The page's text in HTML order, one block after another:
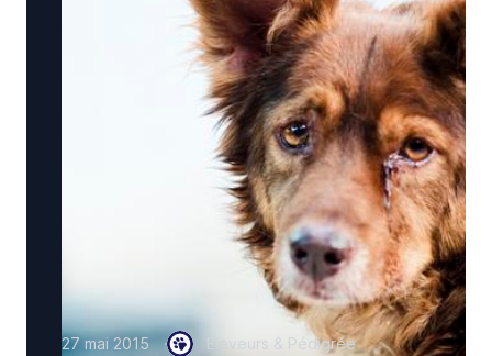
27 mai 2015 Eleveurs & Pédigrée